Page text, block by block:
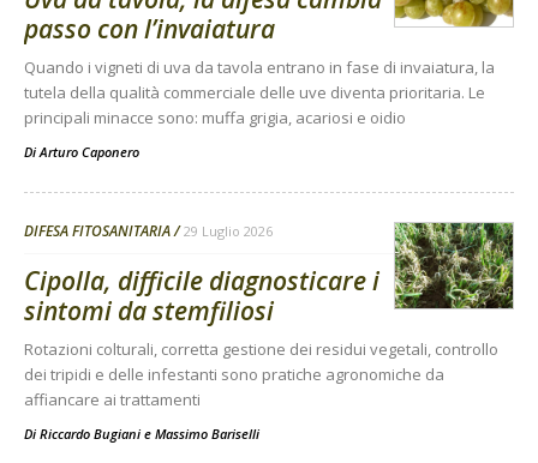
passo con l’invaiatura
Quando i vigneti di uva da tavola entrano in fase di invaiatura, la
tutela della qualità commerciale delle uve diventa prioritaria. Le
principali minacce sono: muffa grigia, acariosi e oidio
Di Arturo Caponero
DIFESA FITOSANITARIA 29 Luglio 2026
Cipolla, difficile diagnosticare i
sintomi da stemfiliosi
Rotazioni colturali, corretta gestione dei residui vegetali, controllo
dei tripidi e delle infestanti sono pratiche agronomiche da
affiancare ai trattamenti
Di Riccardo Bugiani e Massimo Bariselli